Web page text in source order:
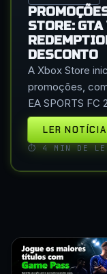
STORE:
DESCONTO
A Xbox Store
promoções,
EA SPORTS
LER
⏱ 4 MIN DE